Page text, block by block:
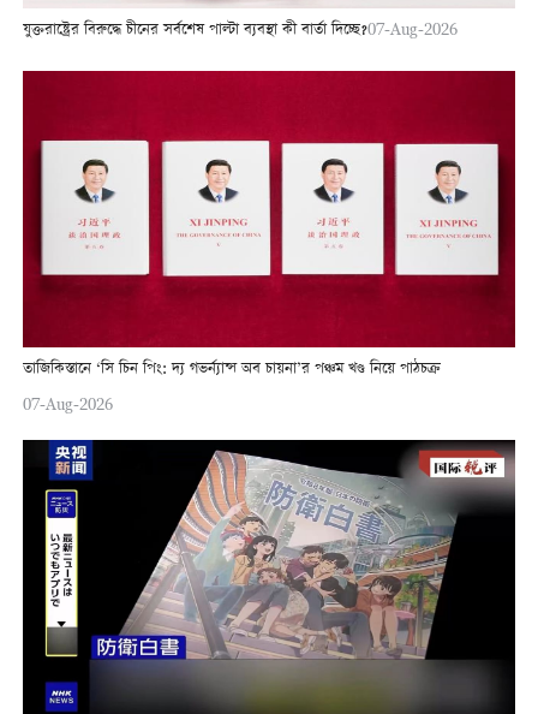
যুক্তরাষ্ট্রের বিরুদ্ধে চীনের সর্বশেষ পাল্টা ব্যবস্থা কী বার্তা দিচ্ছে?07-Aug-2026
তাজিকিস্তানে ‘সি চিন পিং: দ্য গভর্ন্যান্স অব চায়না’র পঞ্চম খণ্ড নিয়ে পাঠচক্র
07-Aug-2026